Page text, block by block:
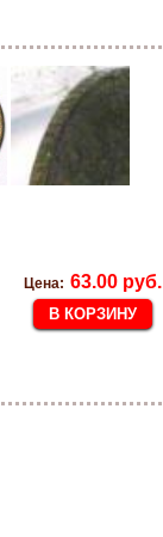
Цена: 63.00 руб.